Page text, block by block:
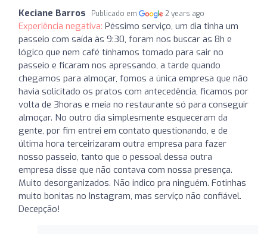
Keciane Barros Publicado em 2 years ago
Experiência negativa: Péssimo serviço, um dia tinha um
passeio com saída às 9:30, foram nos buscar as 8h e
lógico que nem café tínhamos tomado para sair no
passeio e ficaram nos apressando, a tarde quando
chegamos para almoçar, fomos a única empresa que não
havia solicitado os pratos com antecedência, ficamos por
volta de 3horas e meia no restaurante só para conseguir
almoçar. No outro dia simplesmente esqueceram da
gente, por fim entrei em contato questionando, e de
última hora terceirizaram outra empresa para fazer
nosso passeio, tanto que o pessoal dessa outra
empresa disse que não contava com nossa presença.
Muito desorganizados. Não indico pra ninguém. Fotinhas
muito bonitas no Instagram, mas serviço não confiável.
Decepção!